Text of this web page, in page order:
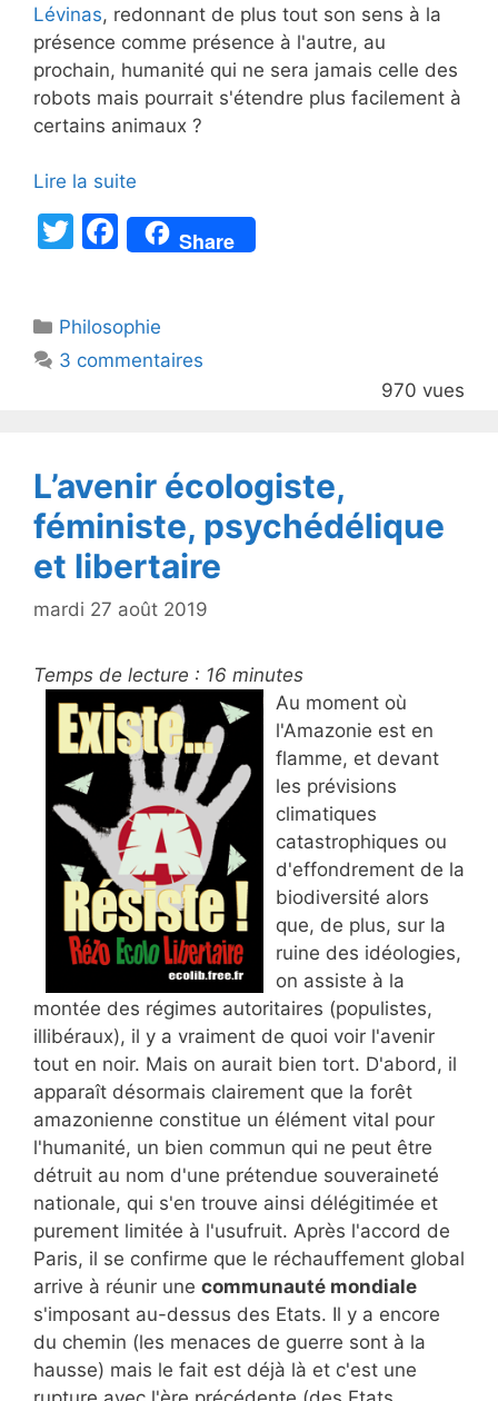
Lévinas, redonnant de plus tout son sens à la
présence comme présence à l'autre, au
prochain, humanité qui ne sera jamais celle des
robots mais pourrait s'étendre plus facilement à
certains animaux ?
Lire la suite
T
er
F
a
e
b
k
Share
Catégories
Philosophie
3 commentaires
970 vues
L’avenir écologiste,
féministe, psychédélique
et libertaire
mardi 27 août 2019
Temps de lecture : 16 minutes
Au moment où
l'Amazonie est en
flamme, et devant
les prévisions
climatiques
catastrophiques ou
d'effondrement de la
biodiversité alors
que, de plus, sur la
ruine des idéologies,
on assiste à la
montée des régimes autoritaires (populistes,
illibéraux), il y a vraiment de quoi voir l'avenir
tout en noir. Mais on aurait bien tort. D'abord, il
apparaît désormais clairement que la forêt
amazonienne constitue un élément vital pour
l'humanité, un bien commun qui ne peut être
détruit au nom d'une prétendue souveraineté
nationale, qui s'en trouve ainsi délégitimée et
purement limitée à l'usufruit. Après l'accord de
Paris, il se confirme que le réchauffement global
arrive à réunir une communauté mondiale
s'imposant au-dessus des Etats. Il y a encore
du chemin (les menaces de guerre sont à la
hausse) mais le fait est déjà là et c'est une